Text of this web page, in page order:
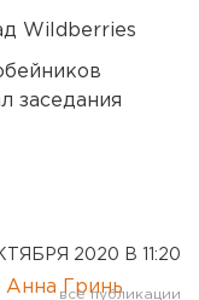
Wildberries
заседания
2020 В 11:20
Анна Гринь